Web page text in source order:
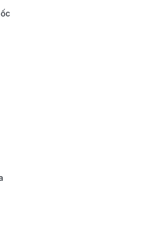
về cách di chuyển giữa các
sân bay